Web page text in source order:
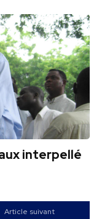
interpellé
Article suivant